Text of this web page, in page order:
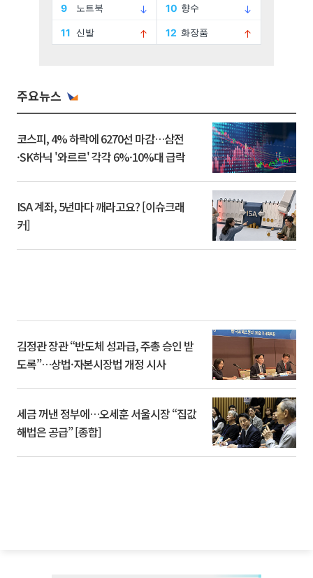
주요뉴스
코스피, 4% 하락에 6270선 마감…삼전
·SK하닉 '와르르' 각각 6%·10%대 급락
ISA 계좌, 5년마다 깨라고요? [이슈크래
커]
김정관 장관 “반도체 성과급, 주총 승인 받
도록”…상법·자본시장법 개정 시사
세금 꺼낸 정부에…오세훈 서울시장 “집값
해법은 공급” [종합]